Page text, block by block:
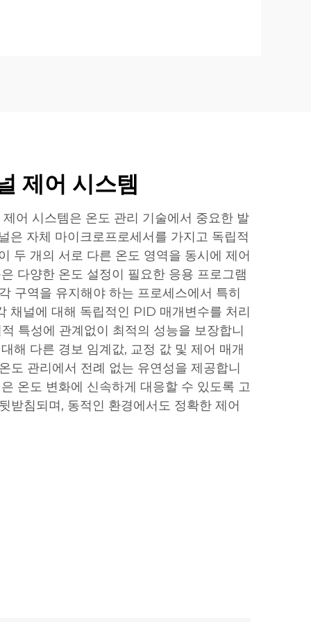
제어 시스템
어 시스템은 온도 관리 기술에서 중요한 발
은 자체 마이크로프로세서를 가지고 독립적
두 개의 서로 다른 온도 영역을 동시에 제어
다양한 온도 설정이 필요한 응용 프로그램
구역을 유지해야 하는 프로세스에서 특히
채널에 대해 독립적인 PID 매개변수를 처리
특성에 관계없이 최적의 성능을 보장합니
해 다른 경보 임계값, 교정 값 및 제어 매개
도 관리에서 전례 없는 유연성을 제공합니
온도 변화에 신속하게 대응할 수 있도록 고
받침되며, 동적인 환경에서도 정확한 제어